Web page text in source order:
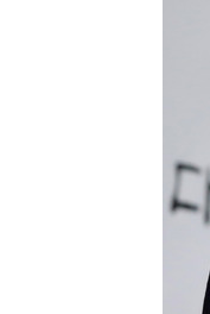
[속보]
[속보]
[속보]
시리아
입추에도
이란, 호